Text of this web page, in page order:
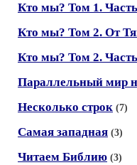
Кто мы? Том 1.
Кто мы? Том 2. От
Кто мы? Том 2.
Параллельный мир
Несколько строк (7)
Самая западная (3)
Читаем Библию (3)